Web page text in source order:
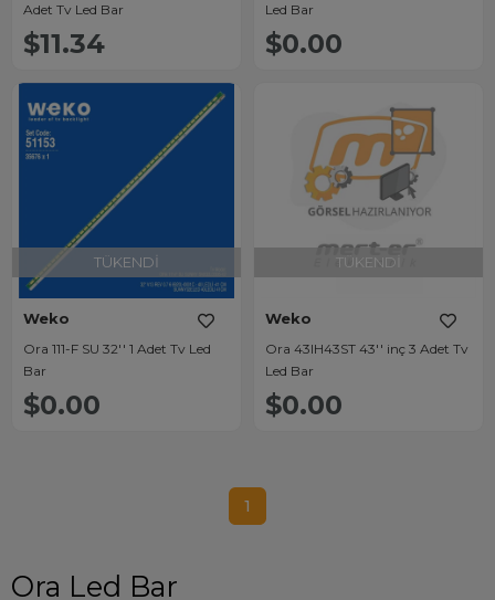
Adet Tv Led Bar
$11.34
Led Bar
$0.00
TÜKENDI
Weko
Ora 111-F SU 32'' 1 Adet Tv Led
Bar
$0.00
TÜKENDI
Weko
Ora 43IH43ST 43'' inç 3 Adet Tv
Led Bar
$0.00
1
Ora Led Bar